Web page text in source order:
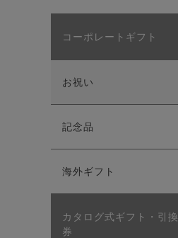
コーポレートギフト
お祝い
記念品
海外ギフト
カタログ式ギフト・引換
券